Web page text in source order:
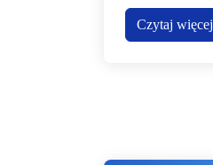
Czytaj więcej